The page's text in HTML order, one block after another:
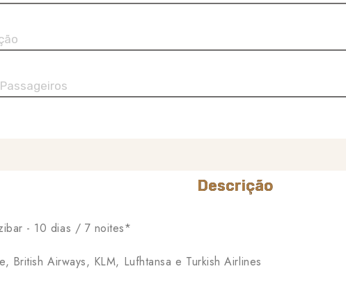
Descrição
- 10 dias / 7 noites*
British Airways, KLM, Lufhtansa e Turkish Airlines